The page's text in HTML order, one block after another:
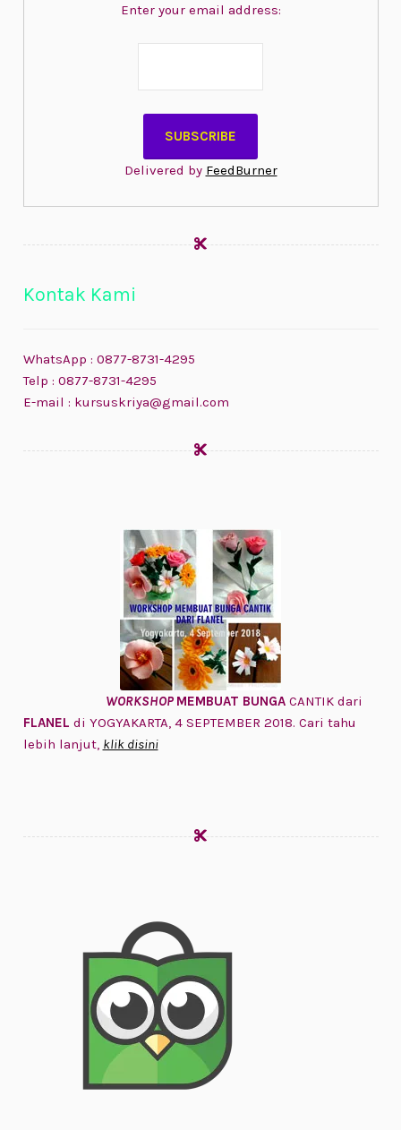
Enter your email address:
Delivered by FeedBurner
Kontak Kami
WhatsApp : 0877-8731-4295
Telp : 0877-8731-4295
E-mail : kursuskriya@gmail.com
WORKSHOP MEMBUAT BUNGACANTIK dari
FLANEL di YOGYAKARTA, 4 SEPTEMBER 2018. Cari tahu
lebih lanjut, klik disini